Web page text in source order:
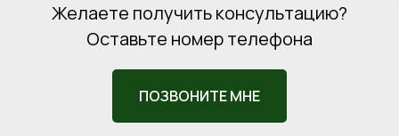
Желаете получить консультацию?
Оставьте номер телефона
ПОЗВОНИТЕ МНЕ